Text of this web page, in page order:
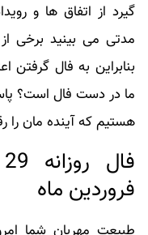
گیرد از اتفاق ها و
مدتی می بینید برخی
بنابراین به فال گرفتن
ما در دست فال است؟
هستیم که آینده مان را
فروردین ماه